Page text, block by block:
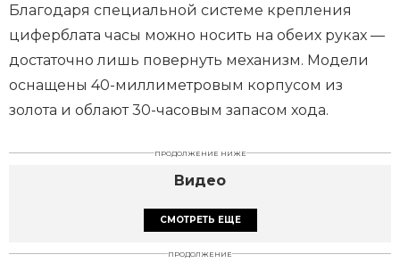
Благодаря специальной системе крепления
циферблата часы можно носить на обеих руках —
достаточно лишь повернуть механизм. Модели
оснащены 40-миллиметровым корпусом из
золота и облают 30-часовым запасом хода.
ПРОДОЛЖЕНИЕ НИЖЕ
Видео
СМОТРЕТЬ ЕЩЕ
ПРОДОЛЖЕНИЕ